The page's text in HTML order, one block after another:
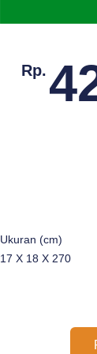
Rp.
Ukuran (cm)
17 X 18 X 270